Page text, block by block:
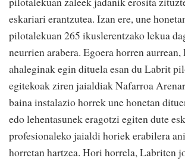
eskariari erantzutea. Izan ere, une
pilotalekuan 265 ikuslerentzako lekua
neurrien arabera. Egoera horren
ahaleginak egin dituela esan du Labrit
egitekoak ziren jaialdiak Nafarroa
baina instalazio horrek une honetan
edo lehentasunek eragotzi egiten dute
profesionaleko jaialdi horiek erabilera
horretan hartzea. Hori horrela, Labriten